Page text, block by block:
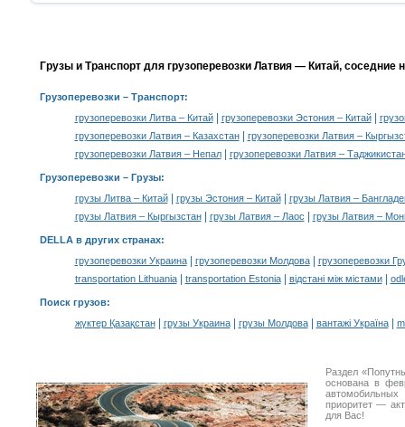
Грузы и Транспорт для грузоперевозки Латвия — Китай, соседние
Грузоперевозки – Транспорт:
грузоперевозки Литва – Китай| грузоперевозки Эстония – Китай|
грузоперевозки Латвия – Казахстан|
грузоперевозки Латвия –
грузоперевозки Латвия – Непал| грузоперевозки Латвия –
Грузоперевозки – Грузы:
грузы Литва – Китай| грузы Эстония – Китай|
грузы Латвия –
грузы Латвия – Кыргызстан| грузы Латвия – Лаос грузы Латвия –
DELLA в других странах:
грузоперевозки Украина| грузоперевозки Молдова|
грузоперевозки
transportation Lithuania| transportation Estonia| відстані між містами|
Поиск грузов:
жүктер Қазақстан| грузы Украина| грузы Молдова| вантажі Україна|
Раздел
основана в
приоритет —
для Вас!